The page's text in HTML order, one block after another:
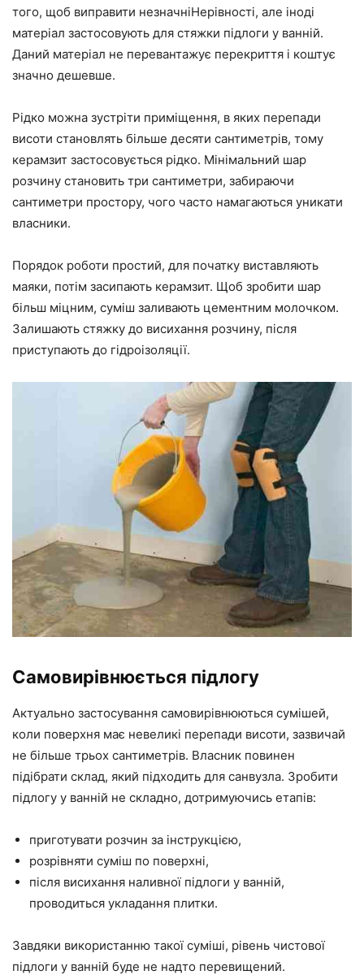
того, щоб виправити незначніНерівності, але іноді
матеріал застосовують для стяжки підлоги у ванній.
Даний матеріал не перевантажує перекриття і коштує
значно дешевше.
Рідко можна зустріти приміщення, в яких перепади
висоти становлять більше десяти сантиметрів, тому
керамзит застосовується рідко. Мінімальний шар
розчину становить три сантиметри, забираючи
сантиметри простору, чого часто намагаються уникати
власники.
Порядок роботи простий, для початку виставляють
маяки, потім засипають керамзит. Щоб зробити шар
більш міцним, суміш заливають цементним молочком.
Залишають стяжку до висихання розчину, після
приступають до гідроізоляції.
Самовирівнюється підлогу
Актуально застосування самовирівнюються сумішей,
коли поверхня має невеликі перепади висоти, зазвичай
не більше трьох сантиметрів. Власник повинен
підібрати склад, який підходить для санвузла. Зробити
підлогу у ванній не складно, дотримуючись етапів:
приготувати розчин за інструкцією,
розрівняти суміш по поверхні,
після висихання наливної підлоги у ванній,
проводиться укладання плитки.
Завдяки використанню такої суміші, рівень чистової
підлоги у ванній буде не надто перевищений.